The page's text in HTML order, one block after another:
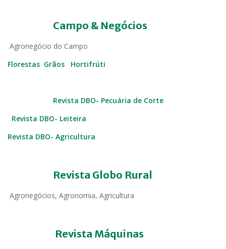
Campo & Negócios
Agronegócio do Campo
Florestas Grãos Hortifrúti
Revista DBO- Pecuária de Corte
Revista DBO- Leiteira
Revista DBO- Agricultura
Revista Globo Rural
Agronegócios, Agronomia, Agricultura
Revista Máquinas